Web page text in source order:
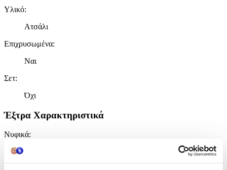
Υλικό:
Ατσάλι
Επιχρυσωμένα:
Ναι
Σετ:
Όχι
Έξτρα Χαρακτηριστικά
Νυφικά: